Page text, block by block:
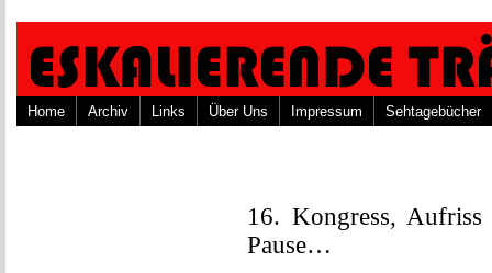
Home Archiv Links Über Uns Impressum Sehtagebücher
16. Kongress,
Pause…